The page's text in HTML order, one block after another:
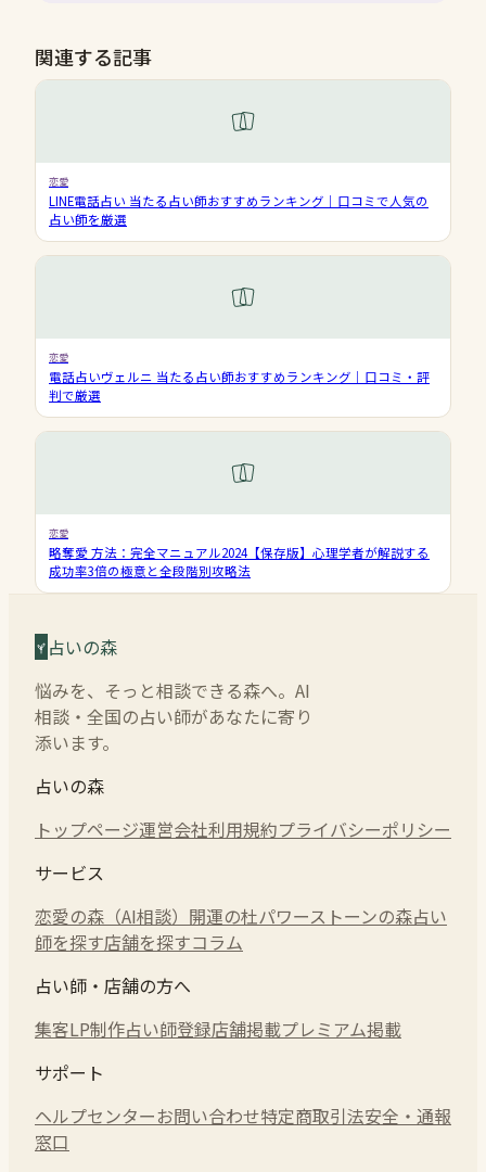
関連する記事
恋愛
LINE電話占い 当たる占い師おすすめランキング｜口コミで人気の
占い師を厳選
恋愛
電話占いヴェルニ 当たる占い師おすすめランキング｜口コミ・評
判で厳選
恋愛
略奪愛 方法：完全マニュアル2024【保存版】心理学者が解説する
成功率3倍の極意と全段階別攻略法
占いの森
悩みを、そっと相談できる森へ。AI
相談・全国の占い師があなたに寄り
添います。
占いの森
トップページ運営会社利用規約プライバシーポリシー
サービス
恋愛の森（AI相談） 開運の杜パワーストーンの森占い
師を探す店舗を探すコラム
占い師・店舗の方へ
集客LP制作占い師登録店舗掲載プレミアム掲載
サポート
ヘルプセンターお問い合わせ特定商取引法安全・通報
窓口